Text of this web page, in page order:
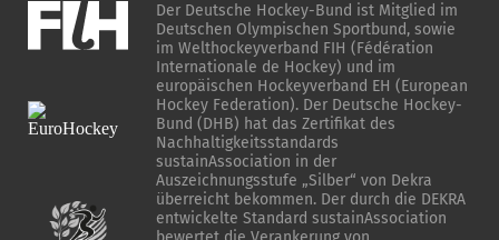
Der Deutsche Hockey-Bund ist Mitglied im
Deutschen Olympischen Sportbund, sowie
im Welthockeyverband FIH (Fédération
Internationale de Hockey) und im
europäischen Hockeyverband EH (European
Hockey Federation). Der Deutsche Hockey-
Bund (DHB) hat das Zertifikat des
Nachhaltigkeitsstandards
sustainAssociation in der
Auszeichnungsstufe „Silber“ von Dekra
überreicht bekommen. Der durch die DEKRA
entwickelte Standard sustainAssociation